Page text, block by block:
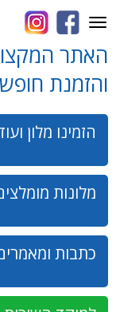
Toggle
navigation
האתר
והזמנת
הזמינו מלון
מלונות
כתבות